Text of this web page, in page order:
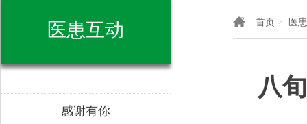
医患互动
感谢有你
首页 > 医
八